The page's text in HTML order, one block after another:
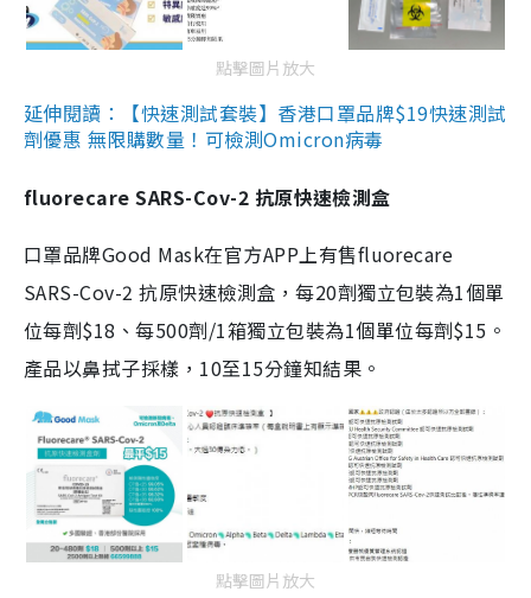
點擊圖片放大
延伸閱讀：【快速測試套裝】香港口罩品牌$19快速測試
劑優惠 無限購數量！可檢測Omicron病毒
fluorecare SARS-Cov-2 抗原快速檢測盒
口罩品牌Good Mask在官方APP上有售fluorecare
SARS-Cov-2 抗原快速檢測盒，每20劑獨立包裝為1個單
位每劑$18、每500劑/1箱獨立包裝為1個單位每劑$15。
產品以鼻拭子採樣，10至15分鐘知結果。
點擊圖片放大